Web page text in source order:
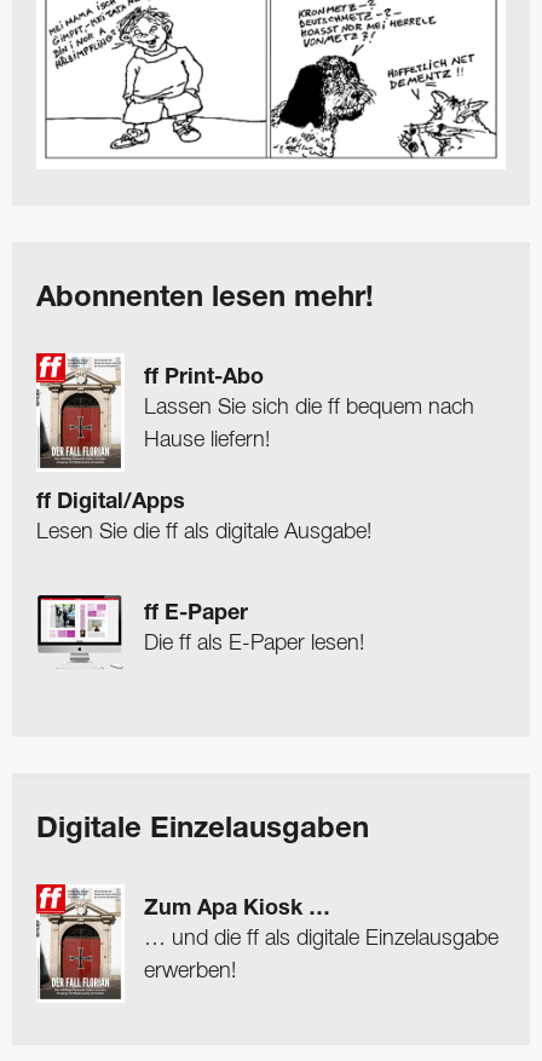
Abonnenten lesen mehr!
ff Print-Abo
Lassen Sie sich die ff bequem nach
Hause liefern!
ff Digital/Apps
Lesen Sie die ff als digitale Ausgabe!
ff E-Paper
Die ff als E-Paper lesen!
Digitale Einzelausgaben
Zum Apa Kiosk …
… und die ff als digitale Einzelausgabe
erwerben!